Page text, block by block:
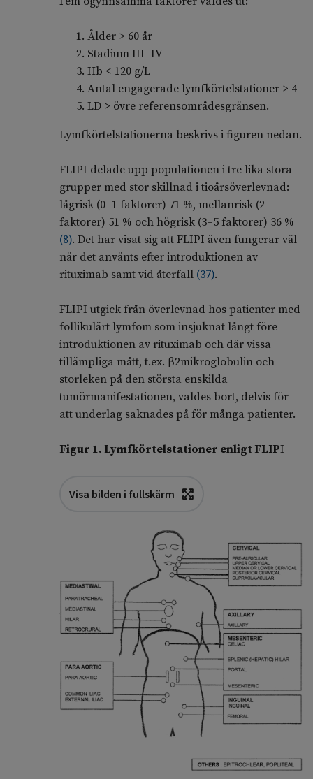
Ålder > 60 år
Stadium III–IV
Hb < 120 g/L
Antal engagerade lymfkörtelstationer > 4
LD > övre referensområdesgränsen.
Lymfkörtelstationerna beskrivs i figuren nedan.
FLIPI delade upp populationen i tre lika stora
grupper med stor skillnad i tioårsöverlevnad:
lågrisk (0–1 faktorer) 71 %, mellanrisk (2
faktorer) 51 % och högrisk (3–5 faktorer) 36 %
(8). Det har visat sig att FLIPI även fungerar väl
när det använts efter introduktionen av
rituximab samt vid återfall (37).
FLIPI utgick från överlevnad hos patienter med
follikulärt lymfom som insjuknat långt före
introduktionen av rituximab och där vissa
tillämpliga mått, t.ex. β2mikroglobulin och
storleken på den största enskilda
tumörmanifestationen, valdes bort, delvis för
att underlag saknades på för många patienter.
Figur 1. Lymfkörtelstationer enligt FLIPI
Visa bilden i fullskärm